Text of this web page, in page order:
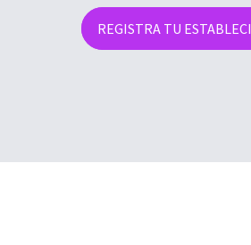
REGISTRA TU